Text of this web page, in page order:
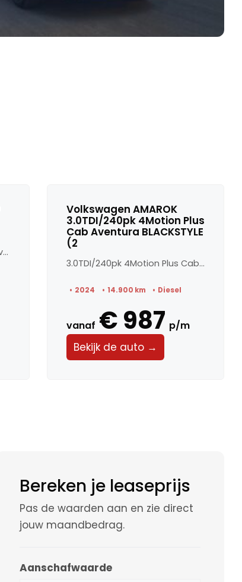
3.0 TDI V6 4Motion Plus Cab Aventura Leder l Stoelverwarm...
Volkswagen AMAROK
3.0TDI/240pk 4Motion Plus
Cab Aventura BLACKSTYLE
(2
3.0TDI/240pk 4Motion Plus Cab Aventura BLACKSTYLE (2 pers...
2024 14.900 km Diesel
vanaf € 987 p/m
Bekijk de auto →
Bereken je leaseprijs
Pas de waarden aan en zie direct
jouw maandbedrag.
Aanschafwaarde